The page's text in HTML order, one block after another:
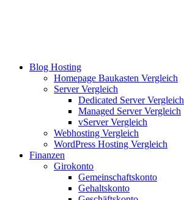
Blog Hosting
Homepage Baukasten Vergleich
Server Vergleich
Dedicated Server Vergleich
Managed Server Vergleich
vServer Vergleich
Webhosting Vergleich
WordPress Hosting Vergleich
Finanzen
Girokonto
Gemeinschaftskonto
Gehaltskonto